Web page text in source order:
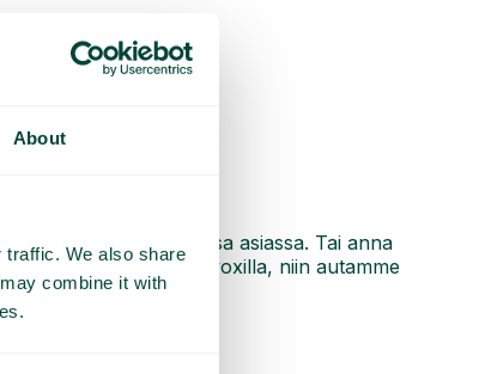
About
traffic. We also share
combine it with
auttaa jokaisessa asiassa. Tai anna
yhteyttä meihin Telavoxilla, niin autamme